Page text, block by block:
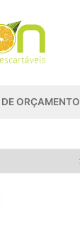
Pesquisar por:ORÇAMENTO